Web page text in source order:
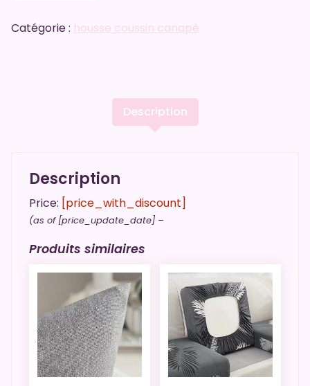
Catégorie : housse coussin canapé
Description
Description
Price: [price_with_discount]
(as of [price_update_date] –
Produits similaires